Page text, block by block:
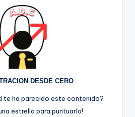
DESDE CERO
te ha parecido este contenido?
estrella para puntuarlo!